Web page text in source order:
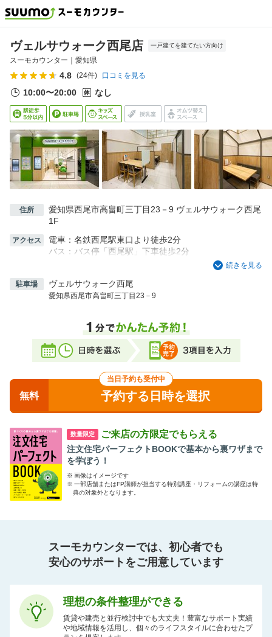
ヴェルサウォーク西尾店 一戸建てを建てたい方向け
スーモカウンター｜ 愛知県
4.8 (24件) 口コミを見る
10:00〜20:00 なし
住所
愛知県西尾市高畠町三丁目23－9 ヴェルサウォーク西尾
1F
アクセス
電車：名鉄西尾駅東口より徒歩2分
バス：バス停「西尾駅」下車徒歩2分
車：(名古屋方面から）国道23号線 安城西尾インター下
(岡崎方面から）国道248号線 六名1丁目交差点西尾方
向、県道293号線経由 県道479号線直進、市役所前交差
（碧南方面から）中畑橋東交差点左折、県道383号線直
続きを見る
駐車場 ヴェルサウォーク西尾
愛知県西尾市高畠町三丁目23－9
当日予約も受付中
無料 予約する日時を選択
数量限定 ご来店の方限定でもらえる
注文住宅パーフェクトBOOKで基本から裏ワザまで
を学ぼう！
※ 画像はイメージです
※ 一部店舗またはFP講師が担当する特別講座・リフォームの講座は特
典の対象外となります。
スーモカウンターでは、初心者でも
安心のサポートをご用意しています
理想の条件整理ができる
賃貸や建売と並行検討中でも大丈夫！豊富なサポート実績
や地域情報を活用し、個々のライフスタイルに合わせたプ